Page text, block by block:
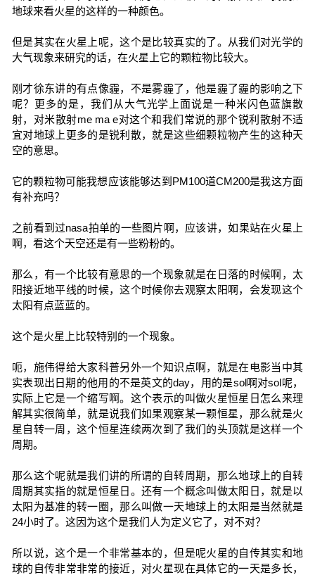
地球来看火星的这样的一种颜色。
但是其实在火星上呢，这个是比较真实的了。从我们对光学的
大气现象来研究的话，在火星上它的颗粒物比较大。
刚才徐东讲的有点像霾，不是雾霾了，他是霾了霾的影响之下
呢？更多的是，我们从大气光学上面说是一种米闪色蓝旗散
射，对米散射me ma e对这个和我们常说的那个锐利散射不适
宜对地球上更多的是锐利散，就是这些细颗粒物产生的这种天
空的意思。
它的颗粒物可能我想应该能够达到PM100道CM200是我这方面
有补充吗？
之前看到过nasa拍单的一些图片啊，应该讲，如果站在火星上
啊，看这个天空还是有一些粉粉的。
那么，有一个比较有意思的一个现象就是在日落的时候啊，太
阳接近地平线的时候，这个时候你去观察太阳啊，会发现这个
太阳有点蓝蓝的。
这个是火星上比较特别的一个现象。
呃，施伟得给大家科普另外一个知识点啊，就是在电影当中其
实表现出日期的他用的不是英文的day，用的是sol啊对sol呢，
实际上它是一个缩写啊。这个表示的叫做火星恒星日怎么来理
解其实很简单，就是说我们如果观察某一颗恒星，那么就是火
星自转一周，这个恒星连续两次到了我们的头顶就是这样一个
周期。
那么这个呢就是我们讲的所谓的自转周期，那么地球上的自转
周期其实指的就是恒星日。还有一个概念叫做太阳日，就是以
太阳为基准的转一圈，那么叫做一天地球上的太阳是当然就是
24小时了。这因为这个是我们人为定义它了，对不对？
所以说，这个是一个非常基本的，但是呢火星的自传其实和地
球的自传非常非常的接近，对火星现在具体它的一天是多长，